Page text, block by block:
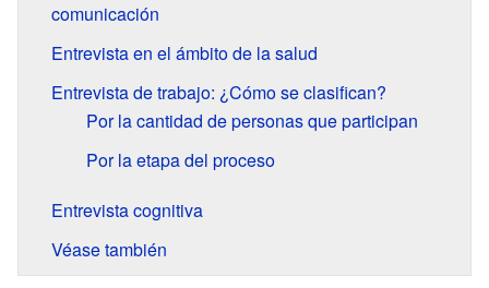
comunicación
Entrevista en el ámbito de la salud
Entrevista de trabajo: ¿Cómo se clasifican?
Por la cantidad de personas que participan
Por la etapa del proceso
Entrevista cognitiva
Véase también